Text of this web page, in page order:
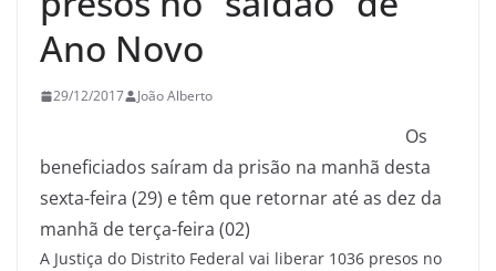
Ano Novo
29/12/2017 João Alberto
Os
beneficiados saíram da prisão na manhã desta
sexta-feira (29) e têm que retornar até as dez da
manhã de terça-feira (02)
A Justiça do Distrito Federal vai liberar 1036 presos no